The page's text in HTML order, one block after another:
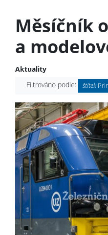
Měsíčník
a
Aktuality
Filtrováno podle:
štítek